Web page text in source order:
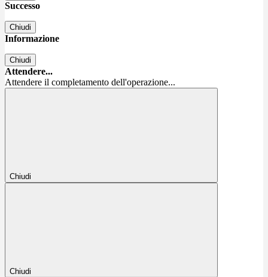
Successo
Chiudi
Informazione
Chiudi
Attendere...
Attendere il completamento dell'operazione...
Chiudi
Chiudi